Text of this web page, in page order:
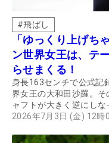
#飛ばし
「ゆっくり上げち
ン世界女王は、テ
らせまくる！
身長163センチで公式記
界女王の大和田沙羅。
ャフトが大きく逆にしな
といった始動のセオリー
2026年7月3日 (金) 12時